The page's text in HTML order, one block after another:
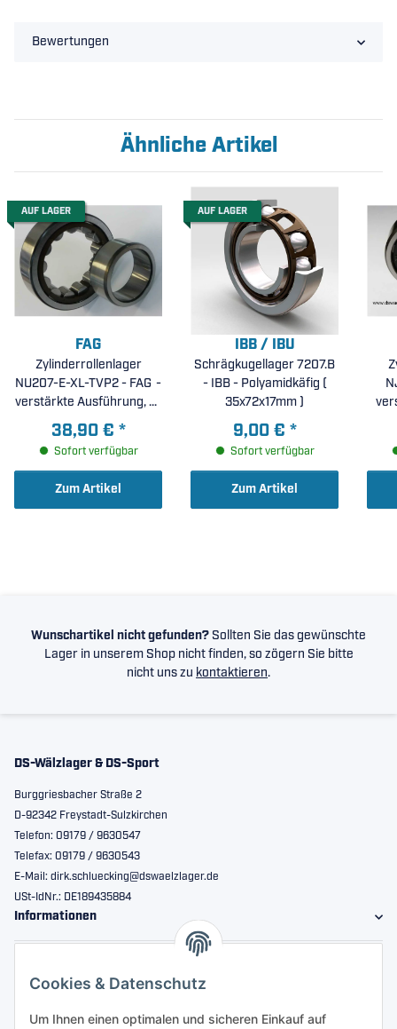
Cookies & Datenschutz
Um Ihnen einen optimalen und sicheren Einkauf auf
Bewertungen
Ähnliche Artikel
AUF LAGER
FAG
Zylinderrollenlager
NU207-E-XL-TVP2 - FAG -
verstärkte Ausführung, X-
life, Polyamidkäfig (
35x72x17mm )
38,90 € *
Sofort verfügbar
Zum Artikel
AUF LAGER
IBB / IBU
Schrägkugellager 7207.B
- IBB - Polyamidkäfig (
35x72x17mm )
9,00 € *
Sofort verfügbar
Zum Artikel
Wunschartikel nicht gefunden? Sollten Sie das gewünschte
Lager in unserem Shop nicht finden, so zögern Sie bitte
nicht uns zu kontaktieren.
DS-Wälzlager & DS-Sport
Burggriesbacher Straße 2
D-92342 Freystadt-Sulzkirchen
Telefon: 09179 / 9630547
Telefax: 09179 / 9630543
E-Mail: dirk.schluecking@dswaelzlager.de
USt-IdNr.: DE189435884
Informationen
Sicher bestellen